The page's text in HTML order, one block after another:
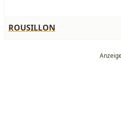
ROUSILLON